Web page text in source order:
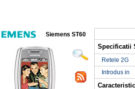
Siemens ST60
Specificatii
Retele 2G
Introdus in